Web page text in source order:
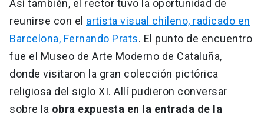
Así también, el rector tuvo la oportunidad de
reunirse con el artista visual chileno, radicado en
Barcelona, Fernando Prats. El punto de encuentro
fue el Museo de Arte Moderno de Cataluña,
donde visitaron la gran colección pictórica
religiosa del siglo XI. Allí pudieron conversar
sobre la obra expuesta en la entrada de la